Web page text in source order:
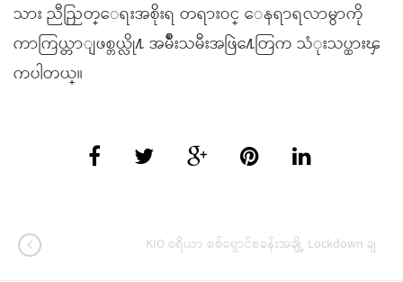
သား ညီညြတ္ေရးအစိုးရ တရားဝင္ ေနရာရလာမွာကို
ကာကြယ္တာျဖစ္တယ္လို႔ အမ်ဳိးသမီးအဖြဲ႔ေတြက သံုးသပ္ထားၾ
ကပါတယ္။
KIO ဧရိယာ စစ်ရှောင်စခန်းအချို့ Lockdown ချ